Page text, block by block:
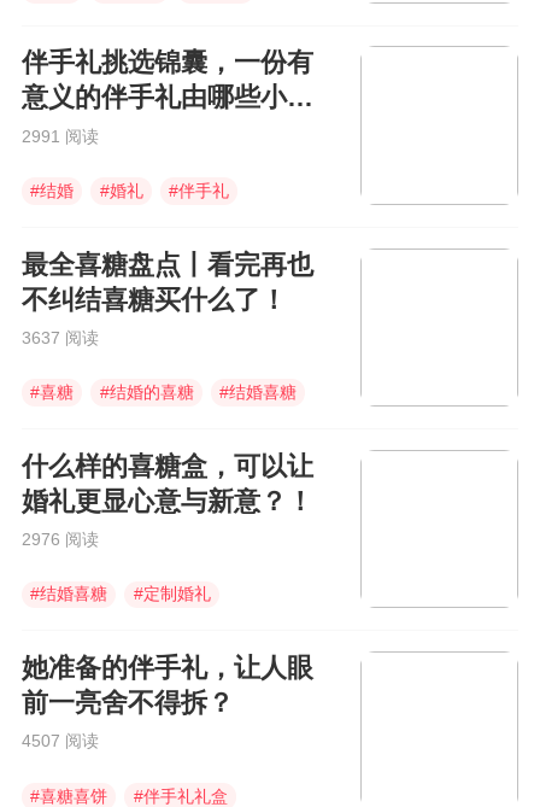
伴手礼挑选锦囊，一份有
意义的伴手礼由哪些小物
件组成？
2991 阅读
#结婚 #婚礼 #伴手礼
最全喜糖盘点丨看完再也
不纠结喜糖买什么了！
3637 阅读
#喜糖 #结婚的喜糖 #结婚喜糖
什么样的喜糖盒，可以让
婚礼更显心意与新意？！
2976 阅读
#结婚喜糖 #定制婚礼
她准备的伴手礼，让人眼
前一亮舍不得拆？
4507 阅读
#喜糖喜饼 #伴手礼礼盒